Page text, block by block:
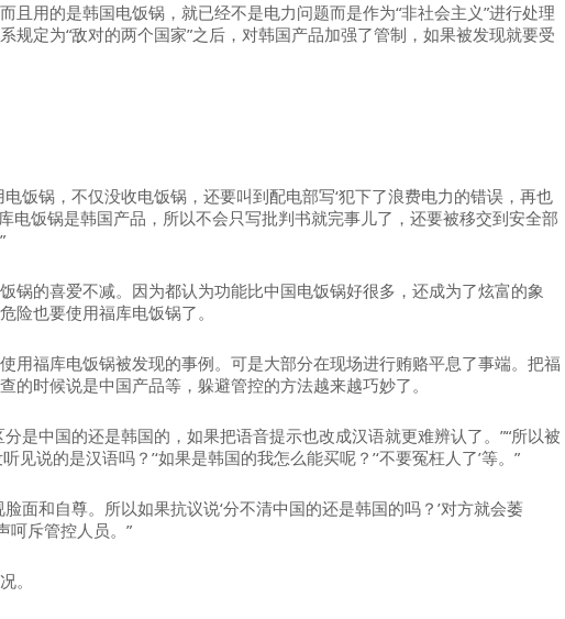
且用的是韩国电饭锅，就已经不是电力问题而是作为“非社会主义”进行处理
规定为“敌对的两个国家”之后，对韩国产品加强了管制，如果被发现就要受
饭锅，不仅没收电饭锅，还要叫到配电部写‘犯下了浪费电力的错误，再也
电饭锅是韩国产品，所以不会只写批判书就完事儿了，还要被移交到安全部
锅的喜爱不减。因为都认为功能比中国电饭锅好很多，还成为了炫富的象
险也要使用福库电饭锅了。
用福库电饭锅被发现的事例。可是大部分在现场进行贿赂平息了事端。把福
的时候说是中国产品等，躲避管控的方法越来越巧妙了。
是中国的还是韩国的，如果把语音提示也改成汉语就更难辨认了。”“所以被
见说的是汉语吗？’‘如果是韩国的我怎么能买呢？’‘不要冤枉人了’等。”
面和自尊。所以如果抗议说‘分不清中国的还是韩国的吗？’对方就会萎
呵斥管控人员。”
。